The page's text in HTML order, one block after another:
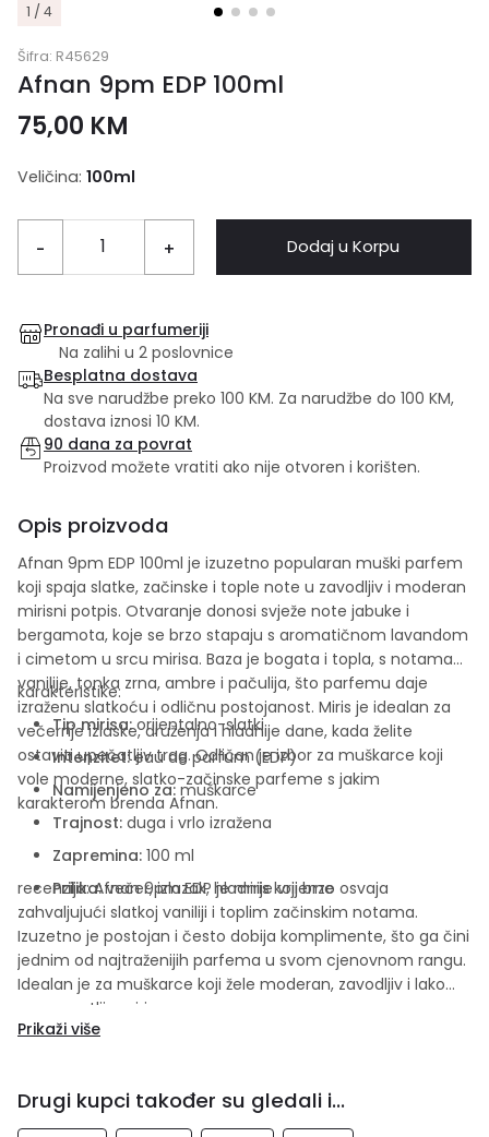
1 / 4
Šifra: R45629
Afnan 9pm EDP 100ml
75,00 KM
Veličina: 100ml
- + Dodaj u Korpu
Pronađi u parfumeriji
Na zalihi u 2 poslovnice
Besplatna dostava
Na sve narudžbe preko 100 KM. Za narudžbe do 100 KM,
dostava iznosi 10 KM.
90 dana za povrat
Proizvod možete vratiti ako nije otvoren i korišten.
Opis proizvoda
Afnan 9pm EDP 100ml je izuzetno popularan muški parfem
koji spaja slatke, začinske i tople note u zavodljiv i moderan
mirisni potpis. Otvaranje donosi svježe note jabuke i
bergamota, koje se brzo stapaju s aromatičnom lavandom
i cimetom u srcu mirisa. Baza je bogata i topla, s notama
vanilije, tonka zrna, ambre i pačulija, što parfemu daje
izraženu slatkoću i odličnu postojanost. Miris je idealan za
večernje izlaske, druženja i hladnije dane, kada želite
ostaviti upečatljiv trag. Odličan je izbor za muškarce koji
vole moderne, slatko-začinske parfeme s jakim
karakterom brendaAfnan.
karakteristike:
Tip mirisa:orijentalno-slatki
Intenzitet:eau de parfum (EDP)
Namijenjeno za: muškarce
Trajnost: duga i vrlo izražena
Zapremina: 100 ml
Prilika:večer, izlazak, hladnije vrijeme
recenzija: Afnan 9pm EDP je miris koji brzo osvaja
zahvaljujući slatkoj vaniliji i toplim začinskim notama.
Izuzetno je postojan i često dobija komplimente, što ga čini
jednim od najtraženijih parfema u svom cjenovnom rangu.
Idealan je za muškarce koji žele moderan, zavodljiv i lako
prepoznatljiv miris.
Prikaži više
Drugi kupci također su gledali i...